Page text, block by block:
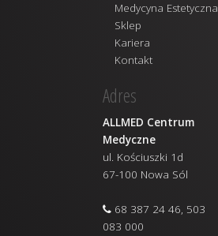
Medycyna Estetyczna
Sklep
Kariera
Kontakt
Adres
ALLMED Centrum
Medyczne
ul. Kościuszki 1d
67-100 Nowa Sól
68 387 24 46, 503
083 000